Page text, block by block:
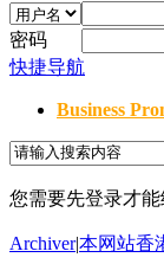
密码
快捷导航
Business
您需要先登录才
Archiver|本网站香